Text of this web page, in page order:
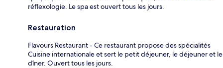
réflexologie. Le spa est ouvert tous les jours.
Restauration
Flavours Restaurant - Ce restaurant propose des spécialités
Cuisine internationale et sert le petit déjeuner, le déjeuner et le
dîner. Ouvert tous les jours.